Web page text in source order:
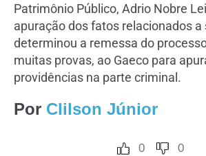
Patrimônio Público, Adrio Nobre
apuração dos fatos relacionados a
determinou a remessa do
muitas provas, ao Gaeco para
providências na parte criminal.
Por Clilson Júnior
0 0